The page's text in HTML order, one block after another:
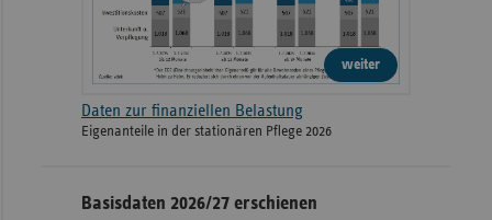
weiter
Daten zur finanziellen Belastung
Eigenanteile in der stationären Pflege 2026
Basisdaten 2026/27 erschienen